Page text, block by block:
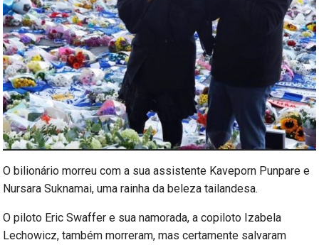
O bilionário morreu com a sua assistente Kaveporn Punpare e
Nursara Suknamai, uma rainha da beleza tailandesa.
O piloto Eric Swaffer e sua namorada, a copiloto Izabela
Lechowicz, também morreram, mas certamente salvaram